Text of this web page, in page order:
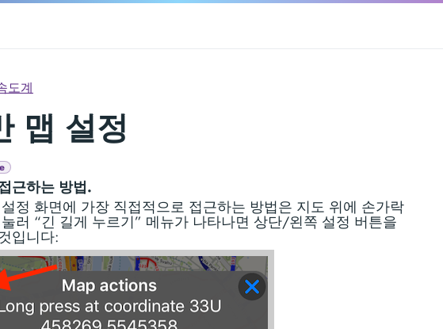
도계
맵 설정
근하는 방법.
정 화면에 가장 직접적으로 접근하는 방법은 지도 위에 손가락
러 “긴 길게 누르기” 메뉴가 나타나면 상단/왼쪽 설정 버튼을
입니다: